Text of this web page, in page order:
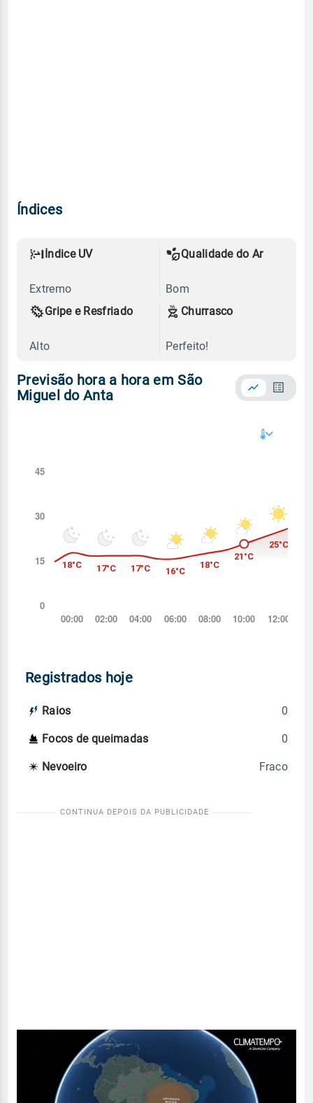
Índices
Índice UV
Extremo
Qualidade do Ar
Bom
Gripe e Resfriado
Alto
Churrasco
Perfeito!
Previsão hora a hora em São
Miguel do Anta
Registrados hoje
Raios 0
Focos de queimadas 0
Nevoeiro Fraco